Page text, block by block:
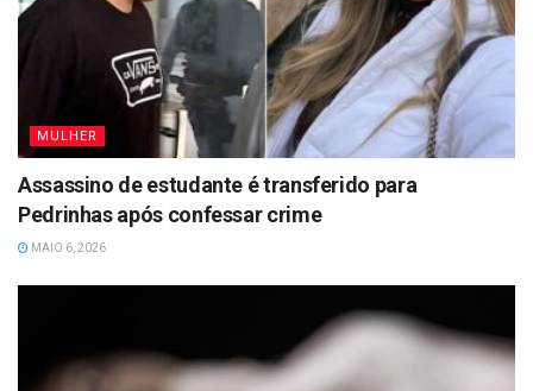
MULHER
Assassino de estudante é transferido para
Pedrinhas após confessar crime
MAIO 6, 2026